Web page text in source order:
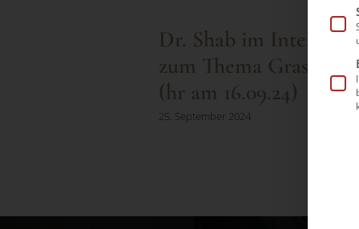
Dr. Shab im Interview
zum Thema
(hr am 16.09.24)
25. September 2024